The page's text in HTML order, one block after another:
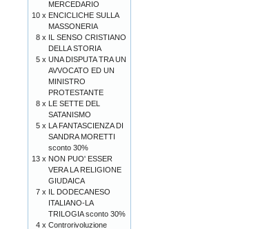
MERCEDARIO
10 x ENCICLICHE SULLA
MASSONERIA
8 x IL SENSO CRISTIANO
DELLA STORIA
5 x UNA DISPUTA TRA UN
AVVOCATO ED UN
MINISTRO
PROTESTANTE
8 x LE SETTE DEL
SATANISMO
5 x LA FANTASCIENZA DI
SANDRA MORETTI
sconto 30%
13 x NON PUO' ESSER
VERA LA RELIGIONE
GIUDAICA
7 x IL DODECANESO
ITALIANO-LA
TRILOGIA sconto 30%
4 x Controrivoluzione